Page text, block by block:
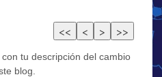
tu descripción del cambio
blog.